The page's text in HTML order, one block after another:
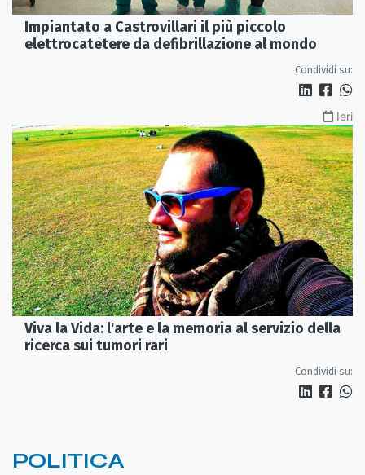
Impiantato a Castrovillari il più piccolo
elettrocatetere da defibrillazione al mondo
Condividi su:
Ieri
Viva la Vida: l'arte e la memoria al servizio della
ricerca sui tumori rari
Condividi su:
POLITICA